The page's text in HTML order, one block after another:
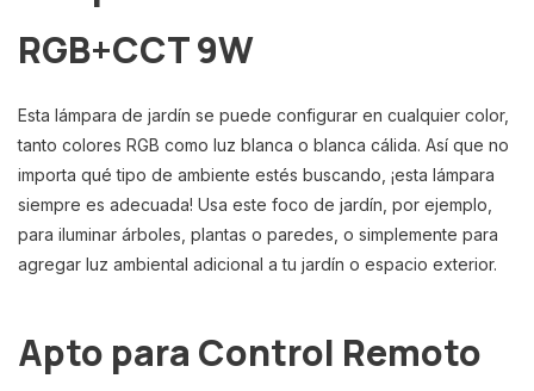
RGB+CCT 9W
Esta lámpara de jardín se puede configurar en cualquier color,
tanto colores RGB como luz blanca o blanca cálida. Así que no
importa qué tipo de ambiente estés buscando, ¡esta lámpara
siempre es adecuada! Usa este foco de jardín, por ejemplo,
para iluminar árboles, plantas o paredes, o simplemente para
agregar luz ambiental adicional a tu jardín o espacio exterior.
Apto para Control Remoto